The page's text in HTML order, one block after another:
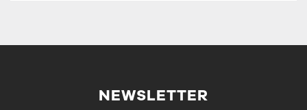
NEWSLETTER